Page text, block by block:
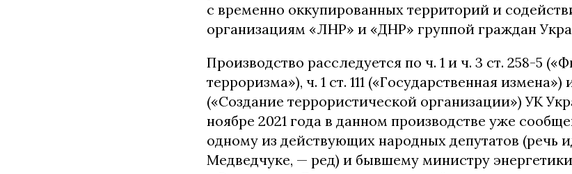
с временно оккупированных территорий и
организациям «ЛНР» и «ДНР» группой граждан
Производство расследуется по ч. 1 и ч. 3 ст. 258-5
терроризма»), ч. 1 ст. 111 («Государственная измена»)
(«Создание террористической организации») УК
ноябре 2021 года в данном производстве уже
одному из действующих народных депутатов (речь
Медведчуке, — ред) и бывшему министру